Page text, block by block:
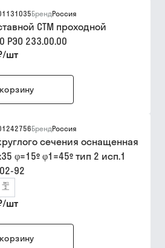
БрендРоссия
СТМ проходной
РЭО 233.00.00
/шт
БрендРоссия
сечения оснащенная
φ=15º φ1=45º тип 2 исп.1
92
/шт